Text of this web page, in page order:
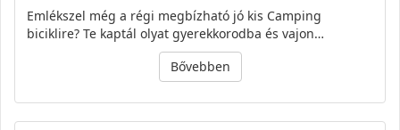
Emlékszel még a régi megbízható jó kis Camping
biciklire? Te kaptál olyat gyerekkorodba és vajon…
Bővebben